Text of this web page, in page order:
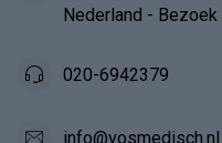
Nederland -
020-6942379
info@vosmedisch.nl